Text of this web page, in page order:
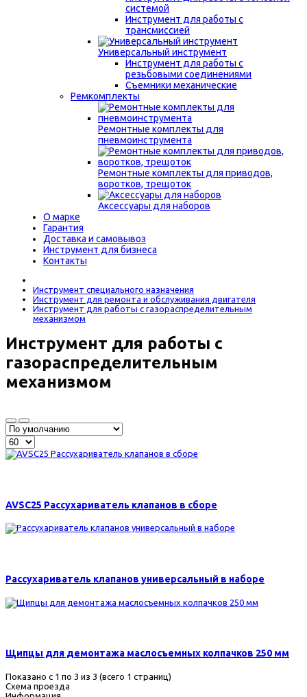
системой
Инструмент для работы с
трансмиссией
Универсальный инструмент
Инструмент для работы с
резьбовыми соединениями
Съемники механические
Ремкомплекты
Ремонтные комплекты для
пневмоинструмента
Ремонтные комплекты для приводов,
воротков, трещоток
Аксессуары для наборов
О марке
Гарантия
Доставка и самовывоз
Инструмент для бизнеса
Контакты
Инструмент специального назначения
Инструмент для ремонта и обслуживания двигателя
Инструмент для работы с газораспределительным
механизмом
Инструмент для работы с
газораспределительным
механизмом
AVSC25 Рассухариватель клапанов в сборе
Рассухариватель клапанов универсальный в наборе
Щипцы для демонтажа маслосъемных колпачков 250 мм
Показано с 1 по 3 из 3 (всего 1 страниц)
Схема проезда